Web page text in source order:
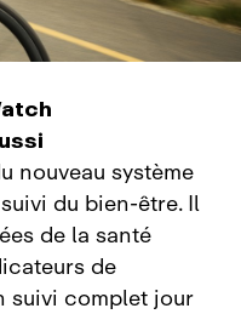
nouveau système
du bien‑être. Il
de la santé
de
suivi complet jour